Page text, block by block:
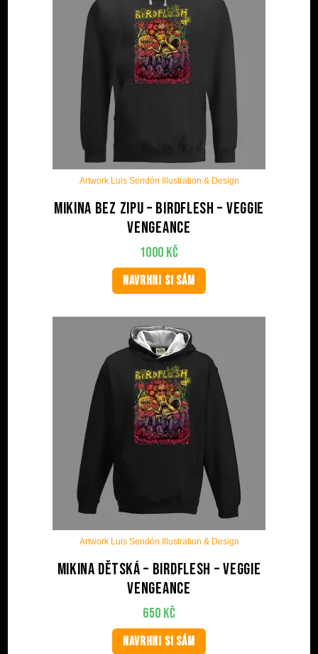
Artwork Luis Sendón Illustration & Design
Mikina bez zipu – BIRDFLESH – Veggie
Vengeance
1000 Kč
NAVRHNI SI SÁM
Artwork Luis Sendón Illustration & Design
Mikina dětská – BIRDFLESH – Veggie
Vengeance
650 Kč
NAVRHNI SI SÁM